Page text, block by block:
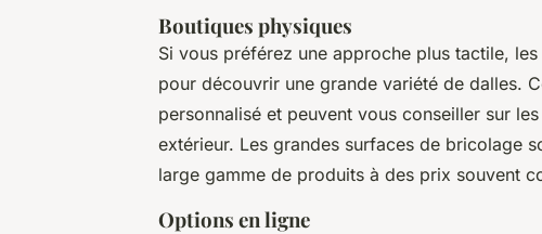
Boutiques physiques
Si vous préférez une approche plus tactile, les
pour découvrir une grande variété de dalles.
personnalisé et peuvent vous conseiller sur
extérieur. Les grandes surfaces de bricolage
large gamme de produits à des prix souvent
Options en ligne